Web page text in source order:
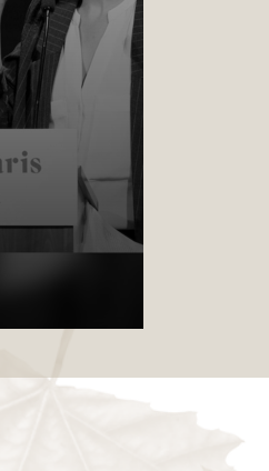
2018: LLUMS, CÀMERA I
professores, el premi Lletra en
d’ensenyament-aprenentatge
basa en una metodologia pròpia
formats audiovisuals centrats en
evidències que els recursos
profunditat interpretativa si
metodològic i un lideratge docent
Llums, càmera, poesia!
creadors. L’app és una eina
espai virtual de lectura literària i
millora constantment a partir de